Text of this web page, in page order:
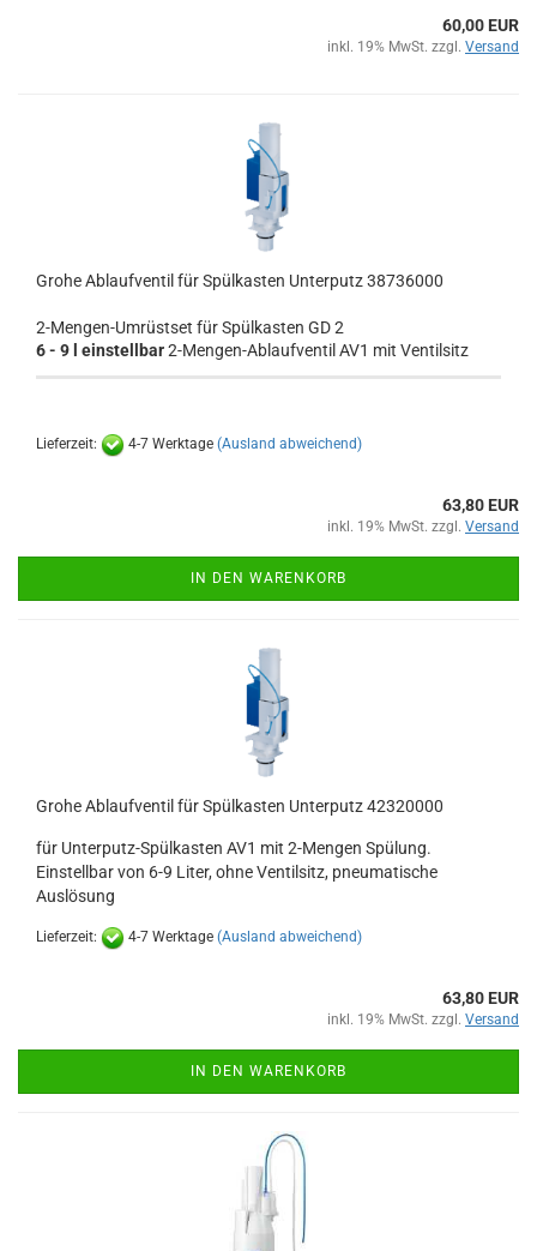
60,00 EUR
inkl. 19% MwSt. zzgl. Versand
Grohe Ablaufventil für Spülkasten Unterputz 38736000
2-Mengen-Umrüstset für Spülkasten GD 2
6 - 9 l einstellbar2-Mengen-Ablaufventil AV1 mit Ventilsitz
Lieferzeit: 4-7 Werktage (Ausland abweichend)
63,80 EUR
inkl. 19% MwSt. zzgl. Versand
IN DEN WARENKORB
Grohe Ablaufventil für Spülkasten Unterputz 42320000
für Unterputz-Spülkasten AV1 mit 2-Mengen Spülung.
Einstellbar von 6-9 Liter, ohne Ventilsitz, pneumatische
Auslösung
Lieferzeit: 4-7 Werktage (Ausland abweichend)
63,80 EUR
inkl. 19% MwSt. zzgl. Versand
IN DEN WARENKORB